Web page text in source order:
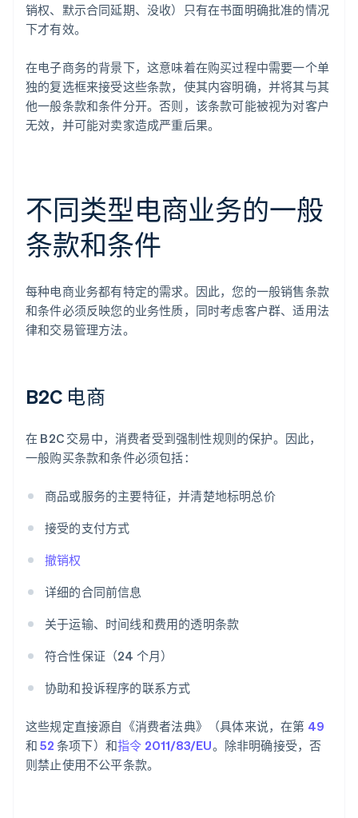
销权、默示合同延期、没收）只有在书面明确批准的情况
下才有效。
在电子商务的背景下，这意味着在购买过程中需要一个单
独的复选框来接受这些条款，使其内容明确，并将其与其
他一般条款和条件分开。否则，该条款可能被视为对客户
无效，并可能对卖家造成严重后果。
不同类型电商业务的一般
条款和条件
每种电商业务都有特定的需求。因此，您的一般销售条款
和条件必须反映您的业务性质，同时考虑客户群、适用法
律和交易管理方法。
B2C 电商
在 B2C 交易中，消费者受到强制性规则的保护。因此，
一般购买条款和条件必须包括：
商品或服务的主要特征，并清楚地标明总价
接受的支付方式
撤销权
详细的合同前信息
关于运输、时间线和费用的透明条款
符合性保证（24 个月）
协助和投诉程序的联系方式
这些规定直接源自《消费者法典》（具体来说，在第 49
和52 条项下）和指令 2011/83/EU。除非明确接受，否
则禁止使用不公平条款。